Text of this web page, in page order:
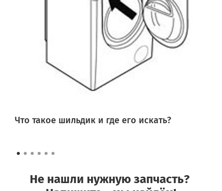
Что такое шильдик и где его искать?
Не нашли нужную запчасть?